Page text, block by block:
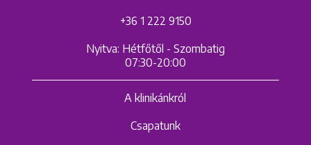
+36 1 222 9150
Nyitva: Hétfőtől - Szombatig
07:30-20:00
A klinikánkról
Csapatunk